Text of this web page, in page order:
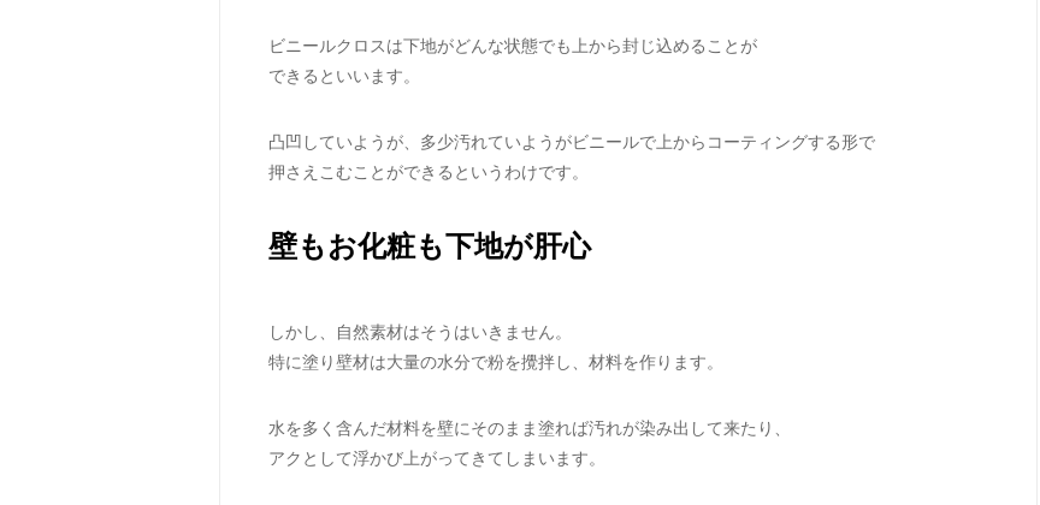
ビニールクロスは下地がどんな状態でも上から封じ込めることが
できるといいます。
凸凹していようが、多少汚れていようがビニールで上からコーティングする形で
押さえこむことができるというわけです。
壁もお化粧も下地が肝心
しかし、自然素材はそうはいきません。
特に塗り壁材は大量の水分で粉を攪拌し、材料を作ります。
水を多く含んだ材料を壁にそのまま塗れば汚れが染み出して来たり、
アクとして浮かび上がってきてしまいます。